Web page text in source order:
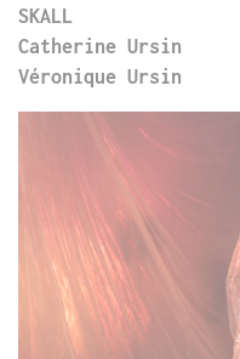
SKALL
Catherine Ursin
Véronique Ursin